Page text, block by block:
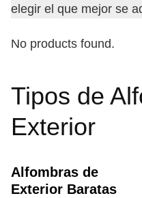
elegir el que mejor se
No products found.
Tipos de
Exterior
Alfombras de
Exterior Baratas